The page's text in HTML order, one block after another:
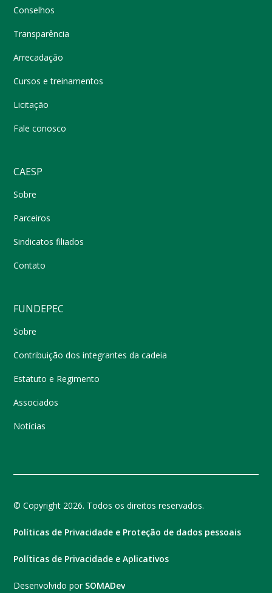
Conselhos
Transparência
Arrecadação
Cursos e treinamentos
Licitação
Fale conosco
CAESP
Sobre
Parceiros
Sindicatos filiados
Contato
FUNDEPEC
Sobre
Contribuição dos integrantes da cadeia
Estatuto e Regimento
Associados
Notícias
© Copyright 2026. Todos os direitos reservados.
Políticas de Privacidade e Proteção de dados pessoais
Políticas de Privacidade e Aplicativos
Desenvolvido por SOMADev